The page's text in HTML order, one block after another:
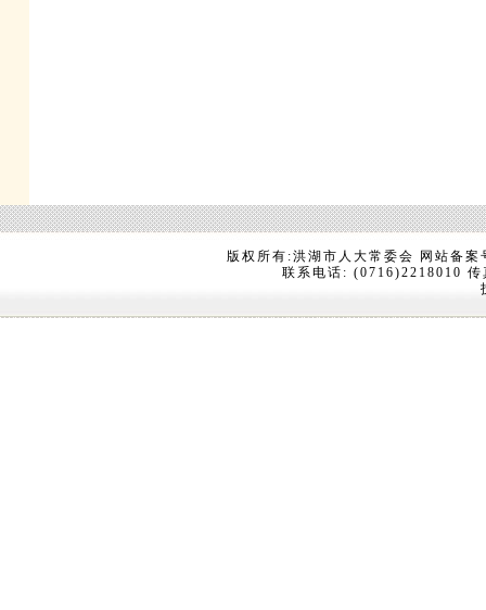
版权所有:洪湖市人大常委会 网站备案
联系电话: (0716)2218010